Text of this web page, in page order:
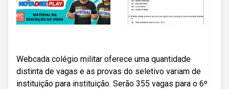
Webcada colégio militar oferece uma quantidade
distinta de vagas e as provas do seletivo variam de
instituição para instituição. Serão 355 vagas para o 6⁠º